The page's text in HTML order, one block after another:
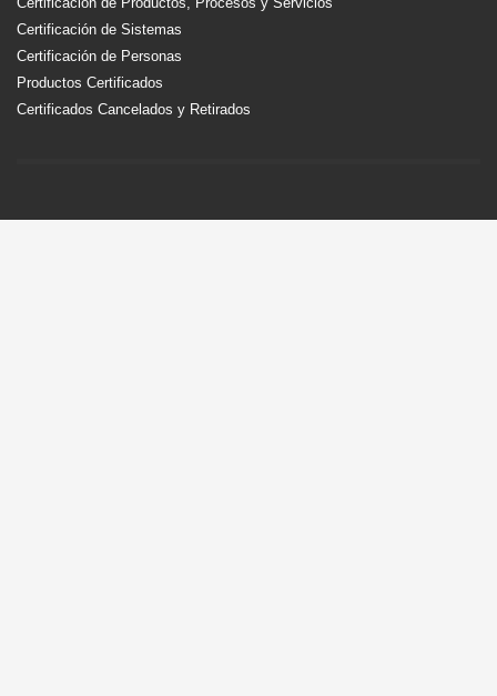
Certificación de Sistemas
Certificación de Personas
Productos Certificados
Certificados Cancelados y Retirados